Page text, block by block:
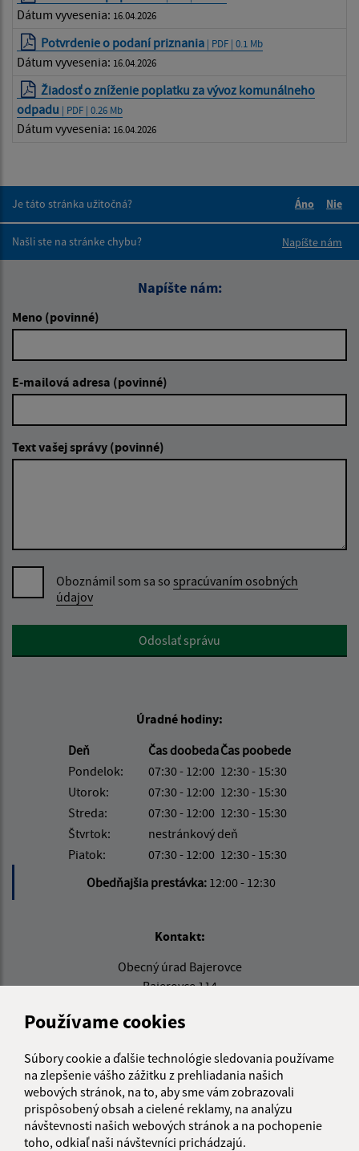
Používame cookies
Súbory cookie a ďalšie technológie sledovania používame
na zlepšenie vášho zážitku z prehliadania našich
webových stránok, na to, aby sme vám zobrazovali
prispôsobený obsah a cielené reklamy, na analýzu
návštevnosti našich webových stránok a na pochopenie
toho, odkiaľ naši návštevníci prichádzajú.
Dátum vyvesenia: 16.04.2026
Potvrdenie o podaní priznania | PDF | 0.1 Mb
Dátum vyvesenia: 16.04.2026
Žiadosť o zníženie poplatku za vývoz komunálneho
odpadu | PDF | 0.26 Mb
Dátum vyvesenia: 16.04.2026
Je táto stránka užitočná?
Áno
Nie
Našli ste na stránke chybu?
Napíšte nám
Napíšte nám:
Meno (povinné)
E-mailová adresa (povinné)
Text vašej správy (povinné)
Oboznámil som sa so spracúvaním osobných
údajov
Google reCaptcha ResponseOdoslať správu
Úradné hodiny:
Deň
Čas doobedaČas poobede
Pondelok:
07:30 - 12:00 12:30 - 15:30
Utorok:
07:30 - 12:00 12:30 - 15:30
Streda:
07:30 - 12:00 12:30 - 15:30
Štvrtok:
nestránkový deň
Piatok:
07:30 - 12:00 12:30 - 15:30
Obedňajšia prestávka: 12:00 - 12:30
Kontakt:
Obecný úrad Bajerovce
Bajerovce 114
+421 51 459 73 36
IČO: 00326810